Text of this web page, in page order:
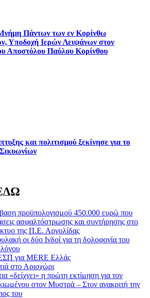
Πάντων των εν Κορίνθω
Υποδοχή Ιερών Λειψάνων στον
Αποστόλου Παύλου Κορίνθου
και πολιτισμού ξεκίνησε για το
προϋπολογισμού 450.000 ευρώ που
ασφαλτόστρωσης και συντήρησης στο
της Π.Ε. Αργολίδας
οι δύο Ινδοί για τη δολοφονία του
για MERE Ελλάς
στο Αριοχώρι
«δείχνει» η πρώτη εκτίμηση για τον
στον Μυστρά – Στον ανακριτή την
του